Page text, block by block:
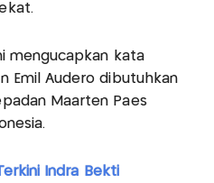
mengucapkan kata
Emil Audero dibutuhkan
Maarten Paes
Indra Bekti